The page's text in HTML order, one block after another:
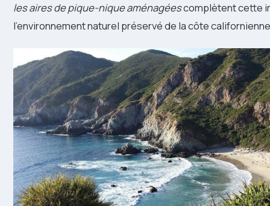
les aires de pique-nique aménagéescomplètent cette
l’environnement naturel préservé de la côte